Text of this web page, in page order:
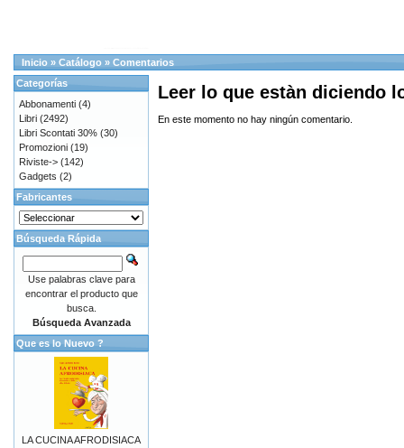
Inicio » Catálogo » Comentarios
Leer lo que estàn diciendo
En este momento no hay ningún comentario.
Categorías
Abbonamenti (4)
Libri (2492)
Libri Scontati 30% (30)
Promozioni (19)
Riviste-> (142)
Gadgets (2)
Fabricantes
Búsqueda Rápida
Use palabras clave para
encontrar el producto que
busca.
Búsqueda Avanzada
Que es lo Nuevo ?
LA CUCINA AFRODISIACA